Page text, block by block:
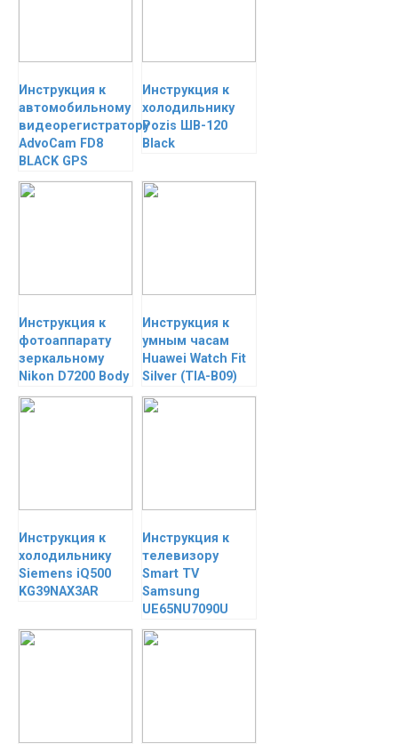
Инструкция к
автомобильному
видеорегистратору
AdvoCam FD8
BLACK GPS
Инструкция к
холодильнику
Pozis ШВ-120
Black
Инструкция к
фотоаппарату
зеркальному
Nikon D7200 Body
Инструкция к
умным часам
Huawei Watch Fit
Silver (TIA-B09)
Инструкция к
холодильнику
Siemens iQ500
KG39NAX3AR
Инструкция к
телевизору
Smart TV
Samsung
UE65NU7090U